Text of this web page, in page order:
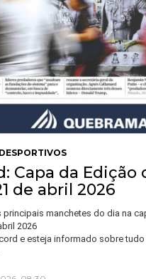
Capa da Edição
de abril 2026
principais manchetes do dia na
2026
e esteja informado sobre